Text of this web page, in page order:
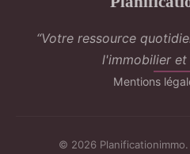
“Votre ressource
l'immobilier et
Mentions
© 2026